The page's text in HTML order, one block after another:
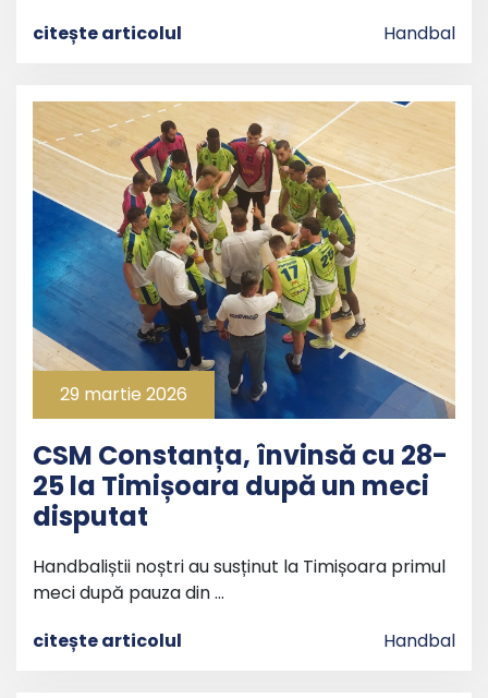
citește articolul
Handbal
29 martie 2026
CSM Constanța, învinsă cu 28-
25 la Timișoara după un meci
disputat
Handbaliștii noștri au susținut la Timișoara primul
meci după pauza din …
citește articolul
Handbal